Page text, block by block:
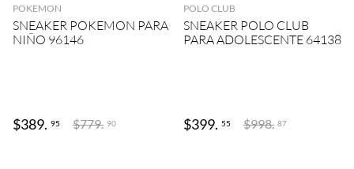
POKEMON
SNEAKER POKEMON PARA
NIÑO 96146
$389. 95 $779. 90
POLO CLUB
SNEAKER POLO CLUB
PARA ADOLESCENTE 64138
$399. 55 $998. 87